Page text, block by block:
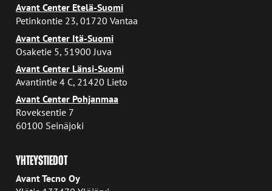
Avant Center Etelä-Suomi
Petinkontie 23, 01720 Vantaa
Avant Center Itä-Suomi
Osaketie 5, 51900 Juva
Avant Center Länsi-Suomi
Avantintie 4 C, 21420 Lieto
Avant Center Pohjanmaa
Roveksentie 7
60100 Seinäjoki
YHTEYSTIEDOT
Avant Tecno Oy